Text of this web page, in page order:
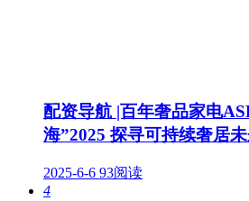
配资导航 |百年奢品家电
海”2025 探寻可持续奢居
2025-6-6 93阅读
4